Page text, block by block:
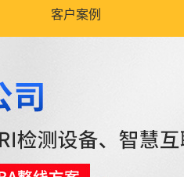
客户案例